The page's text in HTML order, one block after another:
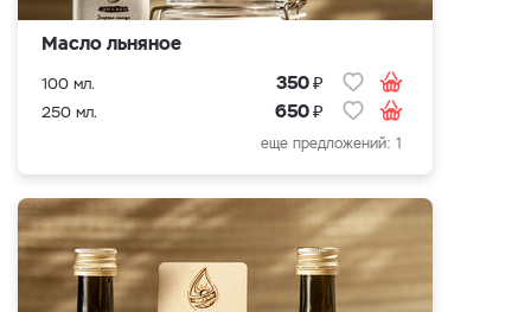
Масло льняное
100 мл. 350₽
250 мл. 650₽
еще предложений: 1